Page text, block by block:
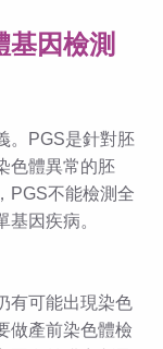
基因檢測
。PGS是針對胚
色體異常的胚
PGS不能檢測全
因疾病。
有可能出現染色
做產前染色體檢